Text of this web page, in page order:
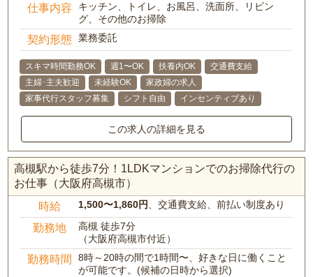
仕事内容
キッチン、トイレ、お風呂、洗面所、リビン
グ、その他のお掃除
契約形態 業務委託
スキマ時間勤務OK 週1〜OK 扶養内OK
交通費支給
主婦･主夫歓迎
未経験OK
家政婦の求人
家事代行スタッフ募集
シフト自由 インセンティブあり
この求人の詳細を見る
高槻駅から徒歩7分！1LDKマンションでのお掃除代行の
お仕事（大阪府高槻市）
時給 1,500〜1,860円、交通費支給、前払い制度あり
勤務地
高槻 徒歩7分
（大阪府高槻市付近）
勤務時間
8時～20時の間で1時間〜、好きな日に働くこと
が可能です。(候補の日時から選択)